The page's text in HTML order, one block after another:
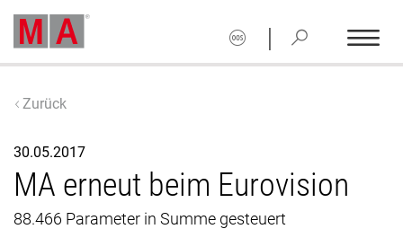
|
Zurück
30.05.2017
MA erneut beim Eurovision
88.466 Parameter in Summe gesteuert